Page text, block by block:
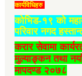
कार्यविधिहरु
कोभिड-१९ को
परिवार नगद
करार सेवामा
मुल्याङ्कन तथा
मापदण्ड २०७८